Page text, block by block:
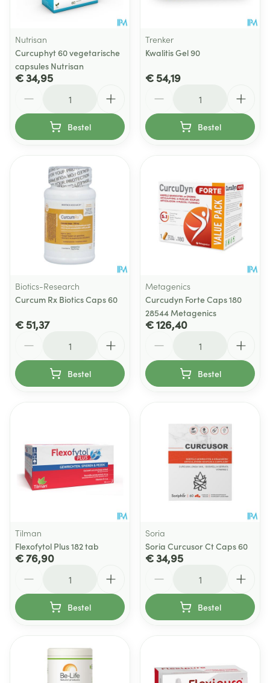
Nutrisan
Curcuphyt 60 vegetarische
capsules Nutrisan
€ 34,95
Bestel
Trenker
Kwalitis Gel 90
€ 54,19
Bestel
Biotics-Research
Curcum Rx Biotics Caps 60
€ 51,37
Bestel
Metagenics
Curcudyn Forte Caps 180
28544 Metagenics
€ 126,40
Bestel
Tilman
Flexofytol Plus 182 tab
€ 76,90
Bestel
Soria
Soria Curcusor Ct Caps 60
€ 34,95
Bestel